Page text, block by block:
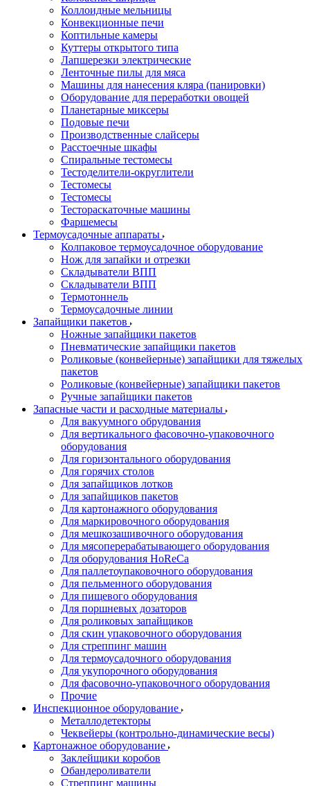
Коллоидные мельницы
Конвекционные печи
Коптильные камеры
Куттеры открытого типа
Лапшерезки электрические
Ленточные пилы для мяса
Машины для нанесения кляра (панировки)
Оборудование для переработки овощей
Планетарные миксеры
Подовые печи
Производственные слайсеры
Расстоечные шкафы
Спиральные тестомесы
Тестоделители-округлители
Тестомесы
Тестомесы
Тестораскаточные машины
Фаршемесы
Термоусадочные аппараты
Колпаковое термоусадочное оборудование
Нож для запайки и отрезки
Складыватели ВПП
Складыватели ВПП
Термотоннель
Термоусадочные линии
Запайщики пакетов
Ножные запайщики пакетов
Пневматические запайщики пакетов
Роликовые (конвейерные) запайщики для тяжелых
пакетов
Роликовые (конвейерные) запайщики пакетов
Ручные запайщики пакетов
Запасные части и расходные материалы
Для вакуумного обрудования
Для вертикального фасовочно-упаковочного
оборудования
Для горизонтального оборудования
Для горячих столов
Для запайщиков лотков
Для запайщиков пакетов
Для картонажного оборудования
Для маркировочного оборудования
Для мешкозашивочного оборудования
Для мясоперерабатывающего оборудования
Для оборудования HoReCa
Для паллетоупаковочного оборудования
Для пельменного оборудования
Для пищевого оборудования
Для поршневых дозаторов
Для роликовых запайщиков
Для скин упаковочного оборудования
Для стреппинг машин
Для термоусадочного оборудования
Для укупорочного оборудования
Для фасовочно-упаковочного оборудования
Прочие
Инспекционное оборудование
Металлодетекторы
Чеквейеры (контрольно-динамические весы)
Картонажное оборудование
Заклейщики коробов
Обандероливатели
Стреппинг машины